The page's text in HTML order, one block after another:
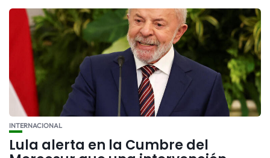
INTERNACIONAL
Lula alerta en la Cumbre del